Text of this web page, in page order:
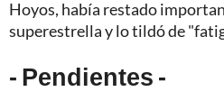
Hoyos, había restado
superestrella y lo tildó de
- Pendientes -